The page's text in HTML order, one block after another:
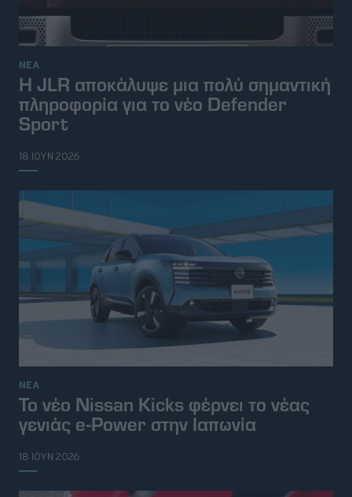
ΝΕΑ
H JLR αποκάλυψε μια πολύ σημαντική
πληροφορία για το νέο Defender
Sport
18 ΙΟΥΝ 2026
ΝΕΑ
Το νέο Nissan Kicks φέρνει το νέας
γενιάς e-Power στην Ιαπωνία
18 ΙΟΥΝ 2026